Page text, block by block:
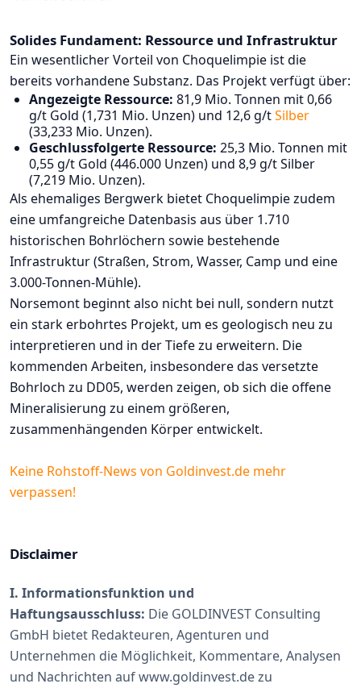
Solides Fundament: Ressource und Infrastruktur
Ein wesentlicher Vorteil von Choquelimpie ist die
bereits vorhandene Substanz. Das Projekt verfügt über:
Angezeigte Ressource: 81,9 Mio. Tonnen mit 0,66
g/t Gold (1,731 Mio. Unzen) und 12,6 g/tSilber
(33,233 Mio. Unzen).
Geschlussfolgerte Ressource: 25,3 Mio. Tonnen mit
0,55 g/t Gold (446.000 Unzen) und 8,9 g/t Silber
(7,219 Mio. Unzen).
Als ehemaliges Bergwerk bietet Choquelimpie zudem
eine umfangreiche Datenbasis aus über 1.710
historischen Bohrlöchern sowie bestehende
Infrastruktur (Straßen, Strom, Wasser, Camp und eine
3.000-Tonnen-Mühle).
Norsemont beginnt also nicht bei null, sondern nutzt
ein stark erbohrtes Projekt, um es geologisch neu zu
interpretieren und in der Tiefe zu erweitern. Die
kommenden Arbeiten, insbesondere das versetzte
Bohrloch zu DD05, werden zeigen, ob sich die offene
Mineralisierung zu einem größeren,
zusammenhängenden Körper entwickelt.
Keine Rohstoff-News von Goldinvest.de mehr
verpassen!
Disclaimer
I. Informationsfunktion und
Haftungsausschluss: Die GOLDINVEST Consulting
GmbH bietet Redakteuren, Agenturen und
Unternehmen die Möglichkeit, Kommentare, Analysen
und Nachrichten auf www.goldinvest.de zu